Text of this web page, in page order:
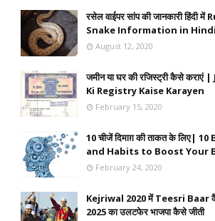
रसेल वाईपर सांप की जानकारी हिंदी
Snake Information in Hindi
August 12, 2020
जमीन या घर की रजिस्ट्री कैसे
Ki Registry Kaise Karayen
February 15, 2020
10 चीजें दिमाग़ की ताकत के लिए|
and Habits to Boost Your
February 24, 2020
Kejriwal 2020 में Teesri Baar
2025 का उलटफेर भाजपा कैसे जीती